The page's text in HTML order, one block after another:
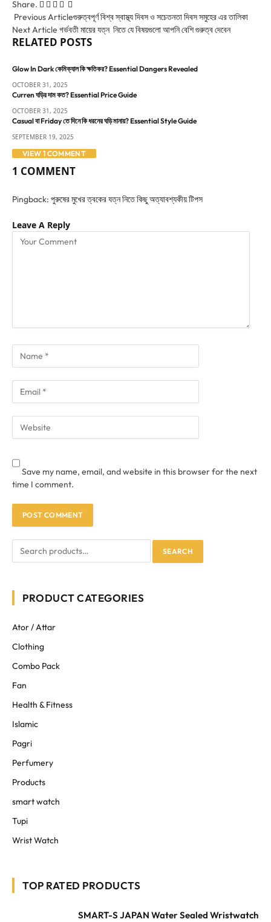
Share. Facebook
Twitter
Pinterest
LinkedIn
Previous Articleগুরুত্বপূর্ণ বিশ্ব স্বাস্থ্য দিবস ও সচেতনতা দিবস সমুহের এর তালিকা
Next Article গর্ভবতী মায়ের যত্ন নিতে যে বিষয়গুলো আপনি বেশি গুরুত্ব দেবেন
RELATED POSTS
Glow In Dark কেমিক্যাল কি ক্ষতিকর? Essential Dangers Revealed
OCTOBER 31, 2025
Curren ঘড়ির দাম কত? Essential Price Guide
OCTOBER 31, 2025
Casual বা Friday তে দিনে কি ধরনের ঘড়ি মানায়? Essential Style Guide
SEPTEMBER 19, 2025
VIEW 1 COMMENT
1 COMMENT
Pingback: পুরুষের মুখের ত্বকের যত্ন নিতে কিছু অত্যাবশ্যকীয় টিপস
Leave A Reply
Save my name, email, and website in this browser for the next
time I comment.
SEARCH
PRODUCT CATEGORIES
Ator / Attar
Clothing
Combo Pack
Fan
Health & Fitness
Islamic
Pagri
Perfumery
Products
smart watch
Tupi
Wrist Watch
TOP RATED PRODUCTS
SMART-S JAPAN Water Sealed Wristwatch